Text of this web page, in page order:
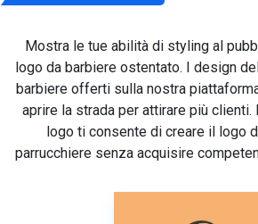
Mostra le tue abilità di styling al
logo da barbiere ostentato. I design
barbiere offerti sulla nostra
aprire la strada per attirare più
logo ti consente di creare il logo
parrucchiere senza acquisire